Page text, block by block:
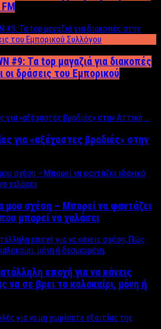
#9: Τα top μαγαζιά για διακοπές
οι δράσεις του Εμπορικού
για «αξέχαστες βραδιές» στην
μου σχέση – Μπορεί να φαντάζει
μπορεί να χαλάσει
εποχή για να κάνεις
να σε βρει το καλοκαίρι, μόνη ή